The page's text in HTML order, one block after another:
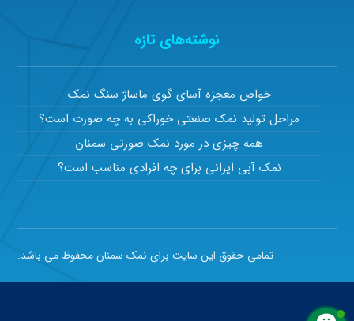
نوشته‌های تازه
خواص معجزه آسای گوی ماساژ سنگ نمک
مراحل تولید نمک صنعتی خوراکی به چه صورت است؟
همه چیزی در مورد نمک صورتی سمنان
نمک آبی ایرانی برای چه افرادی مناسب است؟
تمامی حقوق این سایت برای نمک سمنان محفوظ می باشد.